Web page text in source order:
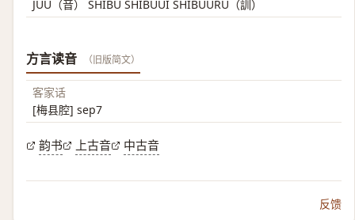
JUU（音） SHIBU SHIBUUI SHIBUURU（訓）
方言读音 （旧版简文）
客家话
[梅县腔] sep7
韵书 上古音 中古音
反馈